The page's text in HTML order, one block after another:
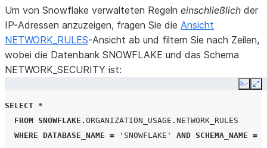
ist, zum Beispiel
Wenn eine
Native App
des Objekts ist, ist
Wenn Sie das
ein gelöschtes
keine
Um von Snowflake verwalteten Regeln einschließlich der
IP-Adressen anzuzeigen, fragen Sie die Ansicht
NETWORK_RULES-Ansicht ab und filtern Sie nach Zeilen,
wobei die Datenbank SNOWFLAKE und das Schema
NETWORK_SECURITY ist:
Copy
SELECT *
FROM SNOWFLAKE . ORGANIZATION_USAGE . NETWORK_RULES
WHERE DATABASE_NAME = 'SNOWFLAKE' AND SCHEMA_NAME =